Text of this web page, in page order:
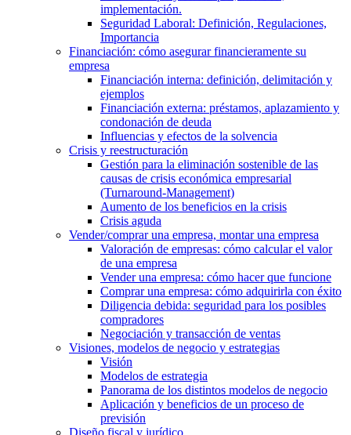
implementación.
Seguridad Laboral: Definición, Regulaciones,
Importancia
Financiación: cómo asegurar financieramente su
empresa
Financiación interna: definición, delimitación y
ejemplos
Financiación externa: préstamos, aplazamiento y
condonación de deuda
Influencias y efectos de la solvencia
Crisis y reestructuración
Gestión para la eliminación sostenible de las
causas de crisis económica empresarial
(Turnaround-Management)
Aumento de los beneficios en la crisis
Crisis aguda
Vender/comprar una empresa, montar una empresa
Valoración de empresas: cómo calcular el valor
de una empresa
Vender una empresa: cómo hacer que funcione
Comprar una empresa: cómo adquirirla con éxito
Diligencia debida: seguridad para los posibles
compradores
Negociación y transacción de ventas
Visiones, modelos de negocio y estrategias
Visión
Modelos de estrategia
Panorama de los distintos modelos de negocio
Aplicación y beneficios de un proceso de
previsión
Diseño fiscal y jurídico